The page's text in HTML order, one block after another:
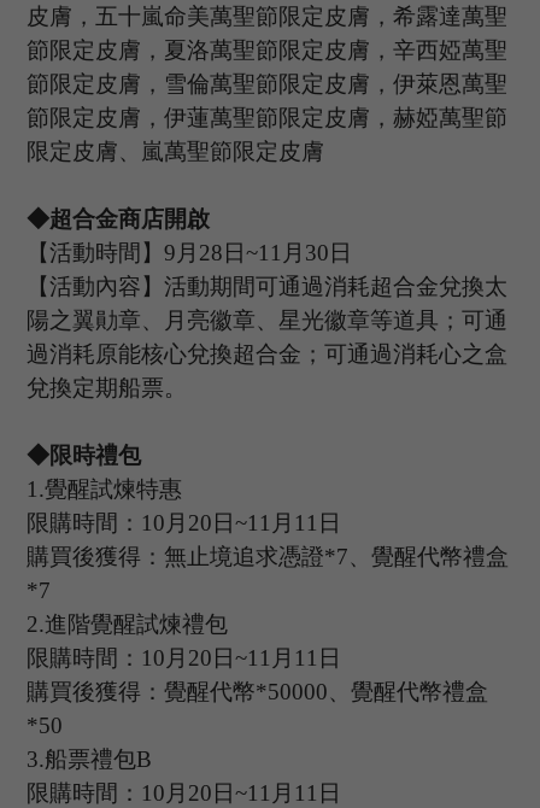
皮膚 ，五十嵐命美萬聖節限定皮膚 ，希露達萬聖
節限定皮膚 ，夏洛萬聖節限定皮膚 ，辛西婭萬聖
節限定皮膚 ，雪倫萬聖節限定皮膚 ，伊萊恩萬聖
節限定皮膚，伊蓮萬聖節限定皮膚，赫婭萬聖節
限定皮膚、嵐萬聖節限定皮膚
◆超合金商店開啟
【活動時間】9 月 28 日~11 月 30 日
【活動內容】活動期間可通過消耗超合金兌換太
陽之翼勛章、月亮徽章、星光徽章等道具；可通
過消耗原能核心兌換超合金；可通過消耗心之盒
兌換定期船票。
◆限時禮包
1.覺醒試煉特惠
限購時間： 10 月 20 日~11 月 11 日
購買後獲得：無止境追求憑證*7、覺醒代幣禮盒
*7
2.進階覺醒試煉禮包
限購時間： 10 月 20 日~11 月 11 日
購買後獲得：覺醒代幣*50000、覺醒代幣禮盒
*50
3.船票禮包B
限購時間： 10 月 20 日~11 月 11 日